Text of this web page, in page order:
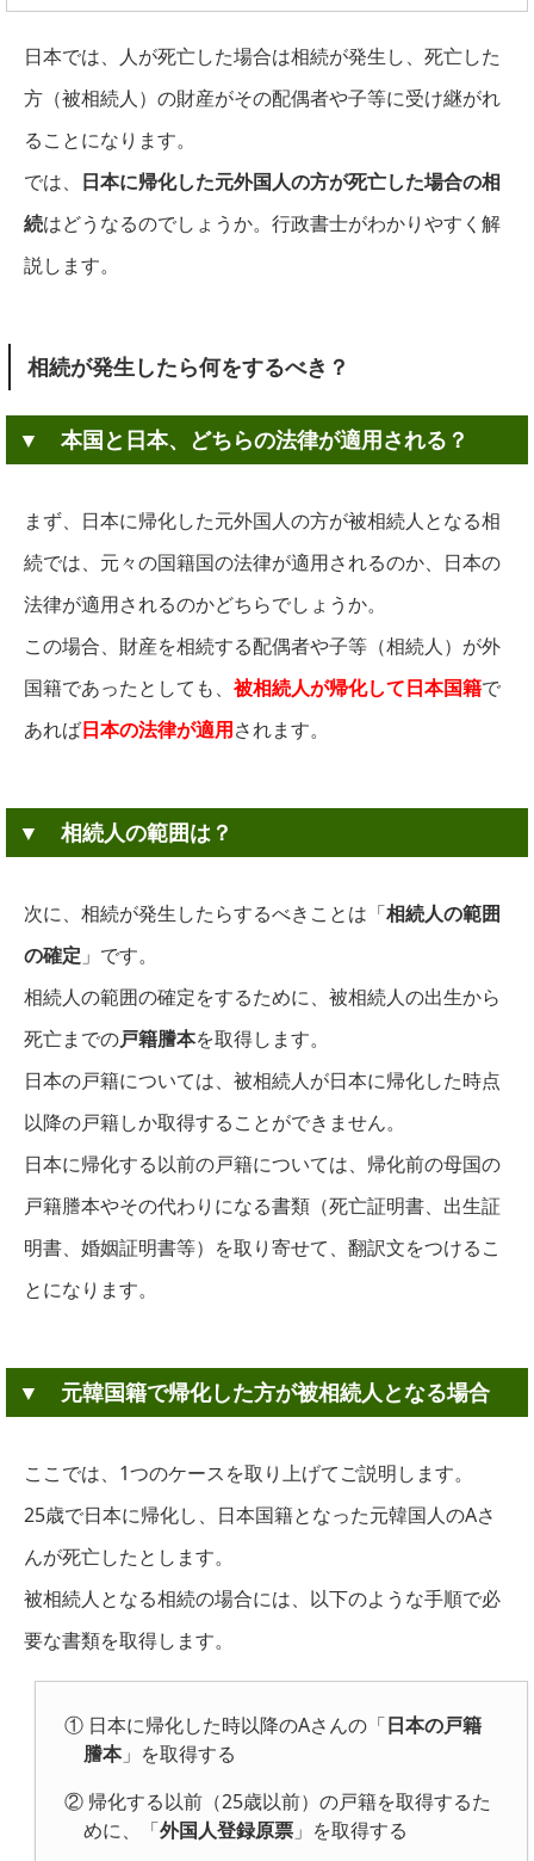
日本では、人が死亡した場合は相続が発生し、死亡した
方（被相続人）の財産がその配偶者や子等に受け継がれ
ることになります。
では、 日本に帰化した元外国人の方が死亡した場合の相
続はどうなるのでしょうか。行政書士がわかりやすく解
説します。
相続が発生したら何をするべき？
▼ 本国と日本、どちらの法律が適用される？
まず、日本に帰化した元外国人の方が被相続人となる相
続では、元々の国籍国の法律が適用されるのか、日本の
法律が適用されるのかどちらでしょうか。
この場合、財産を相続する配偶者や子等（相続人）が外
国籍であったとしても、 被相続人が帰化して日本国籍で
あれば日本の法律が適用されます。
▼ 相続人の範囲は？
次に、相続が発生したらするべきことは「相続人の範囲
の確定 」です。
相続人の範囲の確定をするために、被相続人の出生から
死亡までの戸籍謄本を取得します。
日本の戸籍については、被相続人が日本に帰化した時点
以降の戸籍しか取得することができません。
日本に帰化する以前の戸籍については、帰化前の母国の
戸籍謄本やその代わりになる書類（死亡証明書、出生証
明書、婚姻証明書等）を取り寄せて、翻訳文をつけるこ
とになります。
▼ 元韓国籍で帰化した方が被相続人となる場合
ここでは、1つのケースを取り上げてご説明します。
25歳で日本に帰化し、日本国籍となった元韓国人のAさ
んが死亡したとします。
被相続人となる相続の場合には、以下のような手順で必
要な書類を取得します。
① 日本に帰化した時以降のAさんの「日本の戸籍
謄本」を取得する
② 帰化する以前（25歳以前）の戸籍を取得するた
めに、「外国人登録原票 」を取得する